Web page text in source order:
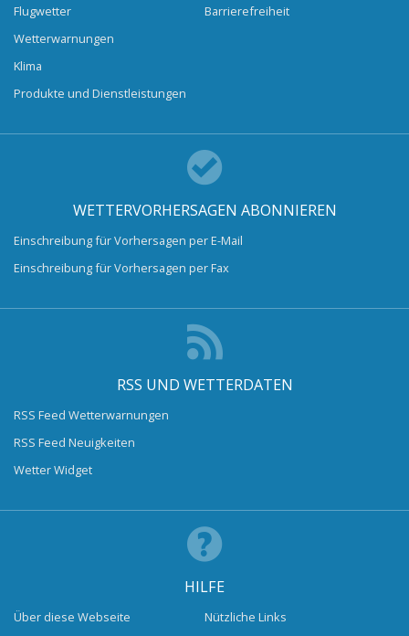
Flugwetter
Wetterwarnungen
Klima
Produkte und Dienstleistungen
Barrierefreiheit
WETTERVORHERSAGEN ABONNIEREN
Einschreibung für Vorhersagen per E-Mail
Einschreibung für Vorhersagen per Fax
RSS UND WETTERDATEN
RSS Feed Wetterwarnungen
RSS Feed Neuigkeiten
Wetter Widget
HILFE
Über diese Webseite
Nützliche Links